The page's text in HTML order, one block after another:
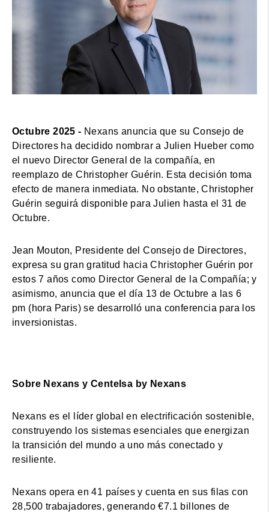
Octubre 2025 - Nexans anuncia que su Consejo de
Directores ha decidido nombrar a Julien Hueber como
el nuevo Director General de la compañía, en
reemplazo de Christopher Guérin. Esta decisión toma
efecto de manera inmediata. No obstante, Christopher
Guérin seguirá disponible para Julien hasta el 31 de
Octubre.
Jean Mouton, Presidente del Consejo de Directores,
expresa su gran gratitud hacia Christopher Guérin por
estos 7 años como Director General de la Compañía; y
asimismo, anuncia que el día 13 de Octubre a las 6
pm (hora Paris) se desarrolló una conferencia para los
inversionistas.
Sobre Nexans y Centelsa by Nexans
Nexans es el líder global en electrificación sostenible,
construyendo los sistemas esenciales que energizan
la transición del mundo a uno más conectado y
resiliente.
Nexans opera en 41 países y cuenta en sus filas con
28,500 trabajadores, generando €7.1 billones de